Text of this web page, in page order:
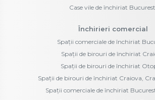
Case vile de închiriat
Închirieri comercial
Spații comerciale de închiriat
Spații de birouri de închiriat
Spații de birouri de închiriat
Spații de birouri de închiriat Craiova,
Spații comerciale de închiriat